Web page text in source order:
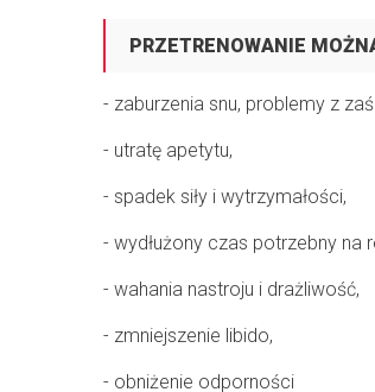
PRZETRENOWANIE
- zaburzenia snu, problemy z
- utratę apetytu,
- spadek siły i wytrzymałości,
- wydłużony czas potrzebny na
- wahania nastroju i drażliwość,
- zmniejszenie libido,
- obniżenie odporności